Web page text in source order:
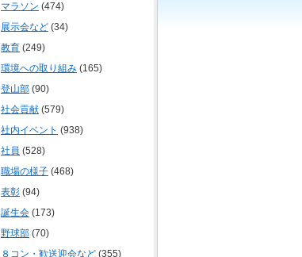
マラソン (474)
展示会など (34)
教育 (249)
環境への取り組み (165)
登山部 (90)
社会貢献 (579)
社内イベント (938)
社員 (528)
職場の様子 (468)
表彰 (94)
誕生会 (173)
野球部 (70)
８コン・歓送迎会など (355)